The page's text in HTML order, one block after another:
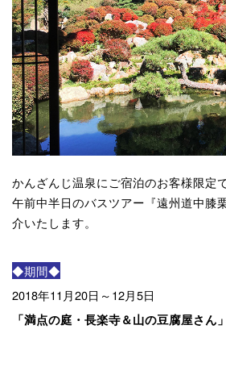
かんざんじ温泉にご宿泊のお客様限定
午前中半日のバスツアー『遠州道中膝
介いたします。
◆期間◆
2018年11月20日～12月5日
「満点の庭・長楽寺＆山の豆腐屋さん」